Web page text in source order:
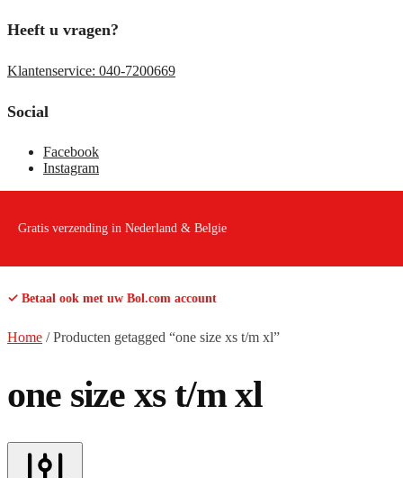
Heeft u vragen?
Klantenservice: 040-7200669
Social
Facebook
Instagram
Gratis verzending in Nederland & Belgie
✓ Betaal ook met uw Bol.com account
Home /Producten getagged “one size xs t/m xl”
one size xs t/m xl